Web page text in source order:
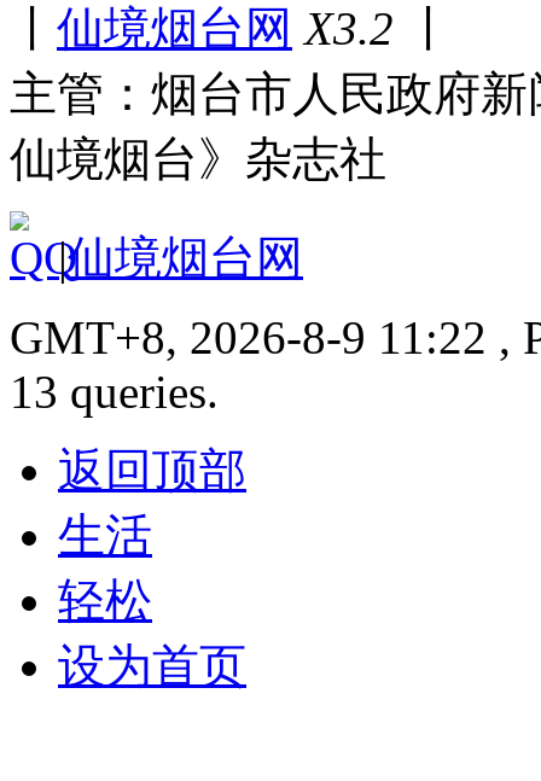
仙境烟台网 X3.2
主管：烟台市人民政府
仙境烟台》杂志社
|仙境烟台网
GMT+8, 2026-8-9 11:22 ,
13 queries.
返回顶部
生活
轻松
设为首页